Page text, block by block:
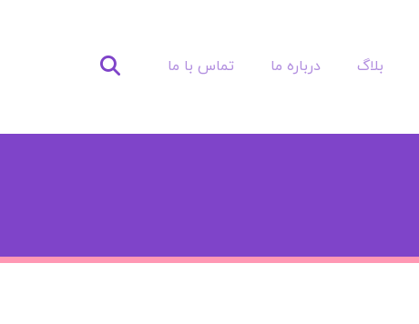
بلاگ درباره ما تماس با ما